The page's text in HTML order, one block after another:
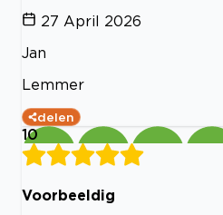
27 April 2026
Jan
Lemmer
delen
10
Voorbeeldig